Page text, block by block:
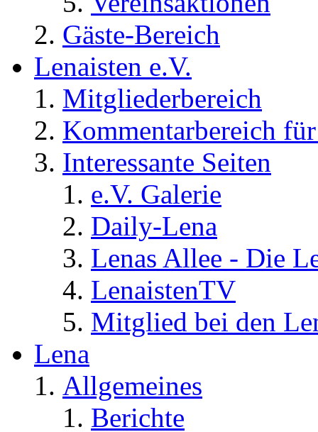
Gäste-Bereich
Lenaisten e.V.
Mitgliederbereich
Kommentarbereich
Interessante Seiten
e.V. Galerie
Daily-Lena
Lenas Allee - Die
LenaistenTV
Mitglied bei den
Lena
Allgemeines
Berichte